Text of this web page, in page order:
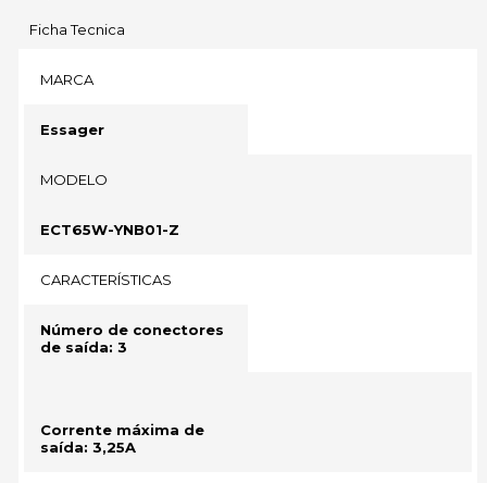
Ficha Tecnica
MARCA
Essager
MODELO
ECT65W-YNB01-Z
CARACTERÍSTICAS
Número de conectores
de saída: 3
Corrente máxima de
saída: 3,25A